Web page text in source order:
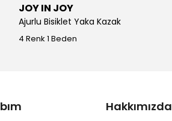
JOY IN JOY
Ajurlu Bisiklet Yaka Kazak
4 Renk 1 Beden
Hakkımızda